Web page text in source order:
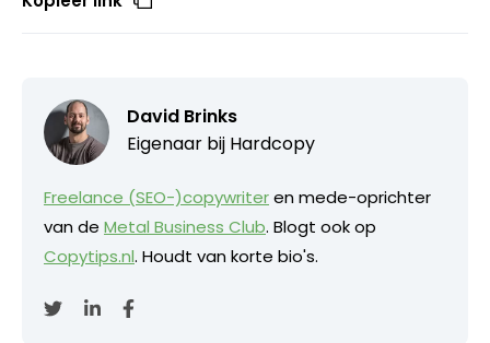
David Brinks
Eigenaar bij Hardcopy
Freelance (SEO-)copywriteren mede-oprichter
van de Metal Business Club. Blogt ook op
Copytips.nl. Houdt van korte bio's.